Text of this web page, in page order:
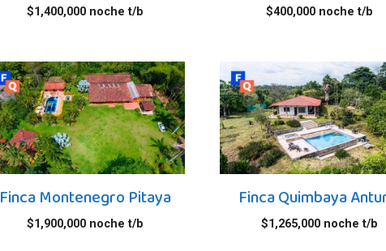
$1,400,000noche t/b $400,000 noche t/b
Finca Montenegro Pitaya
$1,900,000noche t/b
Finca Quimbaya
$1,265,000 noche t/b